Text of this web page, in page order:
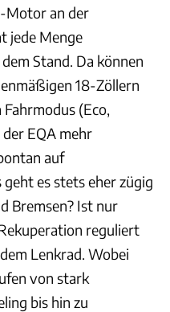
Motor an der
jede Menge
Stand. Da können
18-Zöllern
Fahrmodus (Eco,
EQA mehr
auf
es stets eher zügig
Bremsen? Ist nur
reguliert
Lenkrad. Wobei
von stark
bis hin zu